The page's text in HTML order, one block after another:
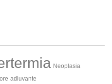
Neoplasia
adiuvante